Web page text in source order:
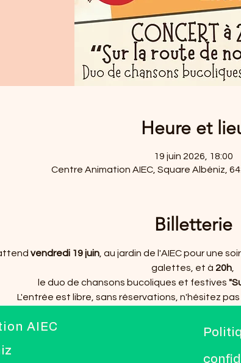
Heure et
19 juin 2026, 18:00
Centre Animation AIEC, Square Albéniz,
Billetterie
vendredi 19 juin, au jardin de l'AIEC pour une
galettes, et à 20h,
le duo de chansons bucoliques et festives
L'entrée est libre, sans réservations, n'hésitez
AIEC